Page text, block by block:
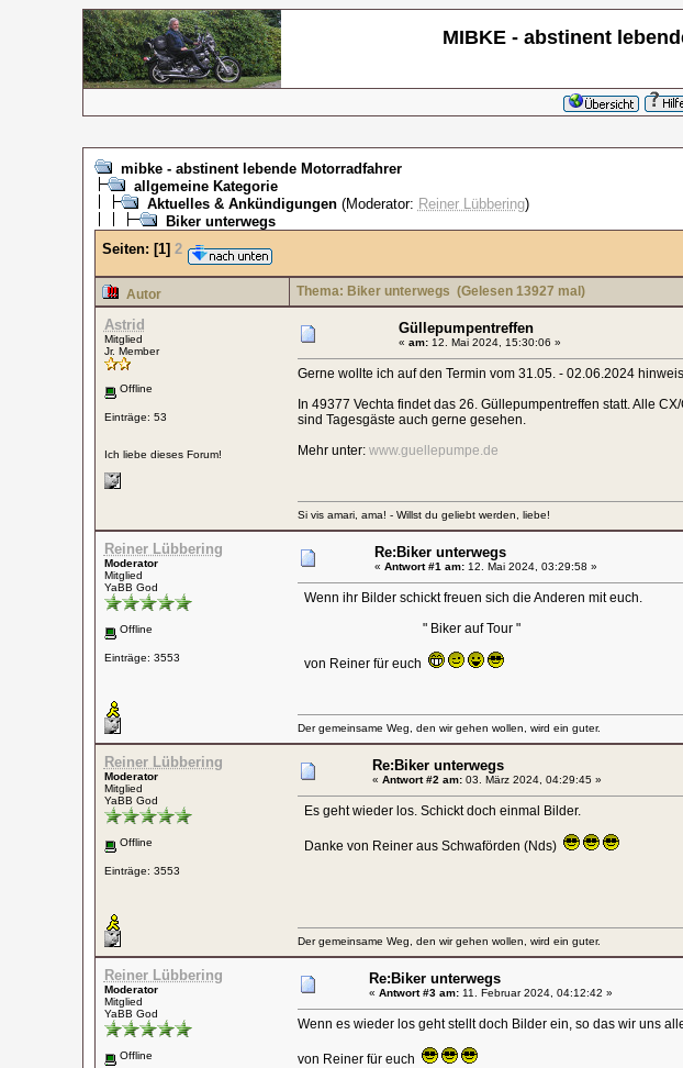
MIBKE - abstinent
mibke - abstinent lebende Motorradfahrer
allgemeine Kategorie
Aktuelles & Ankündigungen(Moderator: Reiner Lübbering)
Biker unterwegs
Seiten: [1] 2
Autor Thema: Biker unterwegs (Gelesen 13927 mal)
Astrid
Mitglied
Jr. Member
Offline
Einträge: 53
Ich liebe dieses Forum!
Güllepumpentreffen
« am:12. Mai 2024, 15:30:06 »
Gerne wollte ich auf den Termin vom 31.05. - 02.06.2024
In 49377 Vechta findet das 26. Güllepumpentreffen statt. Alle
sind Tagesgäste auch gerne gesehen.
Mehr unter: www.guellepumpe.de
Si vis amari, ama! - Willst du geliebt werden, liebe!
Reiner Lübbering
Moderator
Mitglied
YaBB God
Offline
Einträge: 3553
Re:Biker unterwegs
« Antwort #1 am:12. Mai 2024, 03:29:58 »
Wenn ihr Bilder schickt freuen sich die Anderen mit euch.
" Biker auf Tour "
von Reiner für euch
Der gemeinsame Weg, den wir gehen wollen, wird ein guter.
Reiner Lübbering
Moderator
Mitglied
YaBB God
Offline
Einträge: 3553
Re:Biker unterwegs
« Antwort #2 am:03. März 2024, 04:29:45 »
Es geht wieder los. Schickt doch einmal Bilder.
Danke von Reiner aus Schwaförden (Nds)
Der gemeinsame Weg, den wir gehen wollen, wird ein guter.
Reiner Lübbering
Moderator
Mitglied
YaBB God
Offline
Re:Biker unterwegs
« Antwort #3 am:11. Februar 2024, 04:12:42 »
Wenn es wieder los geht stellt doch Bilder ein, so das wir uns
von Reiner für euch